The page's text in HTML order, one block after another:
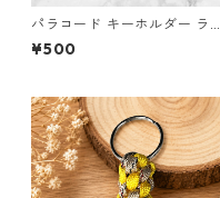
パラコード キーホルダー ライ
トグリーン イエロー 編み込み
s26
¥500